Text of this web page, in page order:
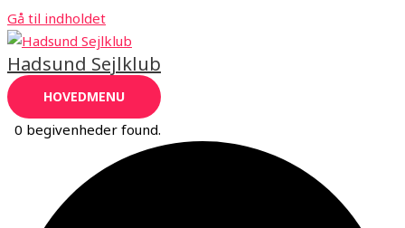
Gå til indholdet
Hadsund Sejlklub
HOVEDMENU
0 begivenheder found.